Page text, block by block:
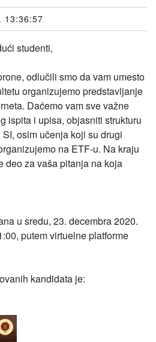
13:36:57
studenti,
odlučili smo da vam umesto
organizujemo predstavljanje
Daćemo vam sve važne
ispita i upisa, objasniti strukturu
osim učenja koji su drugi
na ETF-u. Na kraju
deo za vaša pitanja na koja
u sredu, 23. decembra 2020.
putem virtuelne platforme
kandidata je: